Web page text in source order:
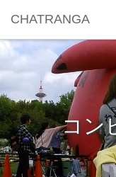
CHATRANGA
コン